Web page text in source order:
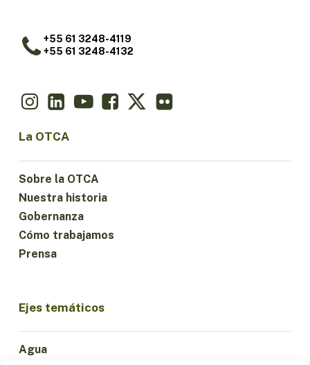
+55 61 3248-4119
+55 61 3248-4132
La OTCA
Sobre la OTCA
Nuestra historia
Gobernanza
Cómo trabajamos
Prensa
Ejes temáticos
Agua